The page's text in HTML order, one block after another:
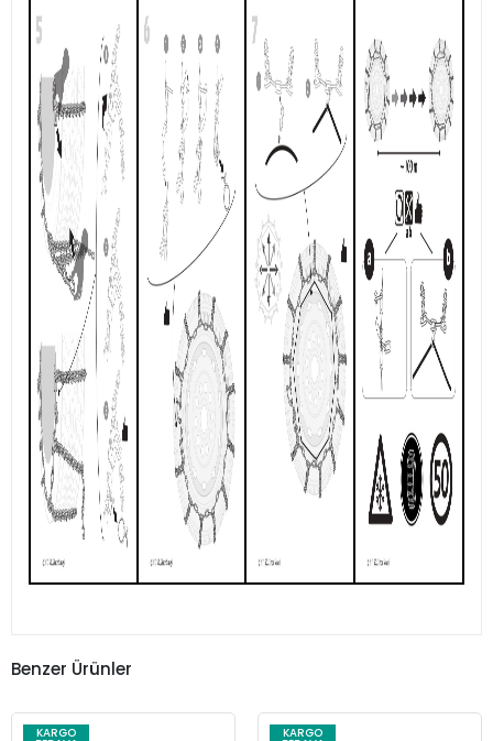
Benzer Ürünler
KARGO KARGO